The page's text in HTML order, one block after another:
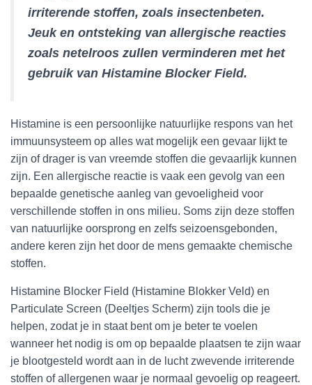
irriterende stoffen, zoals insectenbeten.
Jeuk en ontsteking van allergische reacties
zoals netelroos zullen verminderen met het
gebruik van Histamine Blocker Field.
Histamine is een persoonlijke natuurlijke respons van het
immuunsysteem op alles wat mogelijk een gevaar lijkt te
zijn of drager is van vreemde stoffen die gevaarlijk kunnen
zijn. Een allergische reactie is vaak een gevolg van een
bepaalde genetische aanleg van gevoeligheid voor
verschillende stoffen in ons milieu. Soms zijn deze stoffen
van natuurlijke oorsprong en zelfs seizoensgebonden,
andere keren zijn het door de mens gemaakte chemische
stoffen.
Histamine Blocker Field (Histamine Blokker Veld) en
Particulate Screen (Deeltjes Scherm) zijn tools die je
helpen, zodat je in staat bent om je beter te voelen
wanneer het nodig is om op bepaalde plaatsen te zijn waar
je blootgesteld wordt aan in de lucht zwevende irriterende
stoffen of allergenen waar je normaal gevoelig op reageert.